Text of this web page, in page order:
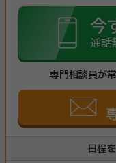
今
通話
専門相談員が
日程